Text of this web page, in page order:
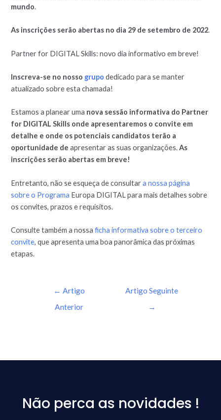
mundo.
As inscrições serão abertas no dia 29 de setembro de 2022.
Partner for DIGITAL Skills: novo dia informativo em breve!
Inscreva-se no nosso grupo dedicado para se manter
atualizado sobre esta chamada!
Estamos a planear uma nova sessão informativa do Partner
for DIGITAL Skills onde apresentaremos o convite em
detalhe e onde os potenciais candidatos terão a
oportunidade deapresentar as suas organizações.As
inscrições serão abertas em breve!
Entretanto, não se esqueça de consultara nossa página
sobre o Programa Europa DIGITAL para mais detalhes sobre
os convites, prazos e requisitos.
Consulte também a nossaficha informativa sobre o terceiro
convite, que apresenta uma boa panorâmica das próximas
etapas.
← Artigo
Anterior
Artigo Seguinte
→
Não perca as novidades !